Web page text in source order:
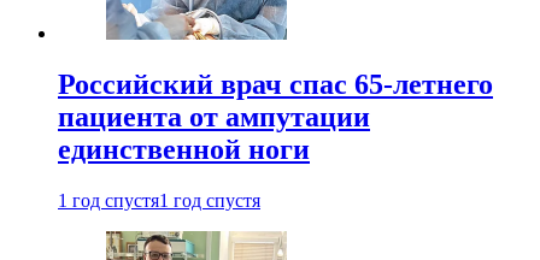
Российский врач спас 65-летнего
пациента от ампутации
единственной ноги
1 год спустя1 год спустя